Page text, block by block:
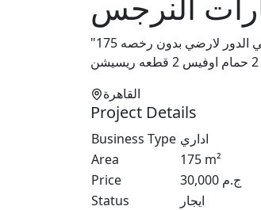
"175 متر للايجار مكتب مفروش التجمع عمارات النرجس أمام مسجد فاطمه الشربتلي الدور لارضي بدون رخصه
القاهرة
Project Details
Business Type اداري
Area
175 m²
Price
30,000 ج.م
Status
ايجار